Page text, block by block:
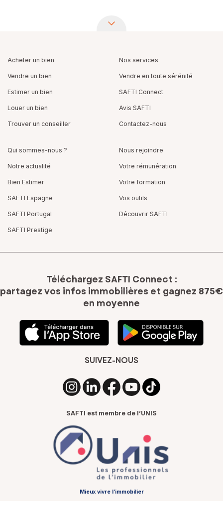
Acheter un bien
Vendre un bien
Estimer un bien
Louer un bien
Trouver un conseiller
Nos services
Vendre en toute sérénité
SAFTI Connect
Avis SAFTI
Contactez-nous
Qui sommes-nous ?
Notre actualité
Bien Estimer
SAFTI Espagne
SAFTI Portugal
SAFTI Prestige
Nous rejoindre
Votre rémunération
Votre formation
Vos outils
Découvrir SAFTI
Téléchargez SAFTI Connect :
partagez vos infos immobilières et gagnez 875€
en moyenne
SUIVEZ-NOUS
SAFTI est membre de l’UNIS
Mieux vivre l’immobilier